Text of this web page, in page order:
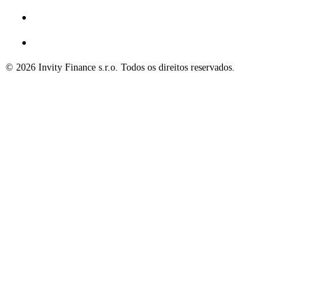
© 2026 Invity Finance s.r.o. Todos os direitos reservados.